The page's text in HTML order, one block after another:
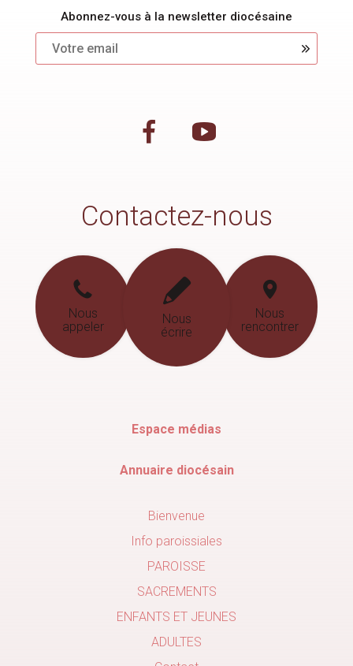
Abonnez-vous à la newsletter diocésaine
Contactez-nous
Nous
appeler
Nous
écrire
Nous
rencontrer
Espace médias
Annuaire diocésain
Bienvenue
Info paroissiales
PAROISSE
SACREMENTS
ENFANTS ET JEUNES
ADULTES